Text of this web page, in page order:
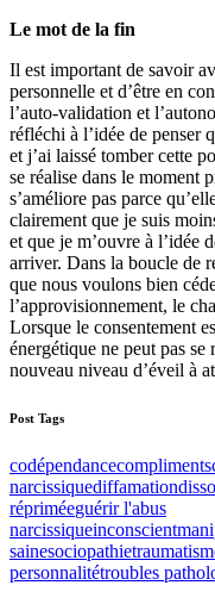
Le mot de la fin
Il est important de savoir
personnelle et d’être en
l’auto-validation et
réfléchi à l’idée de penser
et j’ai laissé tomber cette
se réalise dans le moment
s’améliore pas parce
clairement que je suis
et que je m’ouvre à l’idée
arriver. Dans la boucle de
que nous voulons bien
l’approvisionnement, le
Lorsque le consentement
énergétique ne peut pas
nouveau niveau d’éveil à
Post Tags
codépendancecompliments
narcissiquediffamation
répriméeguérir l'abus
narcissiqueinconscient
sainesociopathie
personnalitétroubles